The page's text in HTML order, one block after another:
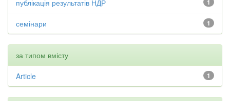
1
публікація результатів НДР
1
семінари
за типом вмісту
1
Article